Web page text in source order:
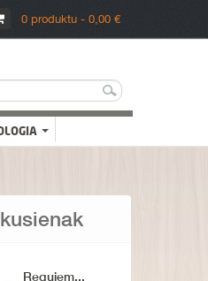
0 produktu - 0,00 €
Requiem...